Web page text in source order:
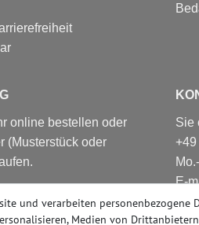
online bestellen oder
(Musterstück oder
Nahezu alle
Sie
+49
E-
und verarbeiten personenbezogene
Medien von